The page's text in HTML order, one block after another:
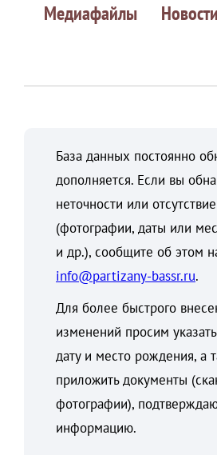
Медиафайлы
Новости
База данных постоянно
дополняется. Если вы
неточности или
(фотографии, даты или
и др.), сообщите об этом
info@partizany-bassr.ru.
Для более быстрого
изменений просим
дату и место рождения, а
приложить документы
фотографии),
информацию.